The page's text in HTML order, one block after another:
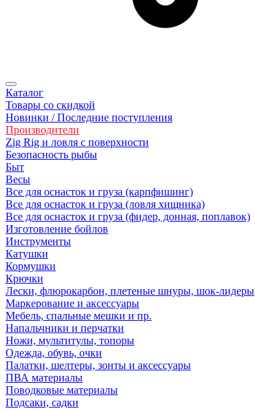
Каталог
Товары со скидкой
Новинки / Последние поступления
Производители
Zig Rig и ловля с поверхности
Безoпасность рыбы
Быт
Весы
Все для оснасток и груза (карпфишинг)
Все для оснасток и груза (ловля хищника)
Все для оснасток и груза (фидер, донная, поплавок)
Изготовление бойлов
Инструменты
Катушки
Кормушки
Крючки
Лески, флюрокарбон, плетеные шнуры, шок-лидеры
Маркерование и аксессуары
Мебель, спальные мешки и пр.
Напальчники и перчатки
Ножи, мультитулы, топоры
Одежда, обувь, очки
Палатки, шелтеры, зонты и аксессуары
ПВА материалы
Поводковые материалы
Подсаки, садки